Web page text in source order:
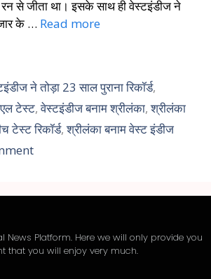
से जीता था। इसके साथ ही वेस्टइंडीज ने
के … Read more
ने तोड़ा 23 साल पुराना रिकॉर्ड,
टेस्ट,वेस्टइंडीज बनाम श्रीलंका,श्रीलंका
टेस्ट रिकॉर्ड,श्रीलंका बनाम वेस्ट इंडीज
News Platform. Here we will only provide you
that you will enjoy very much.